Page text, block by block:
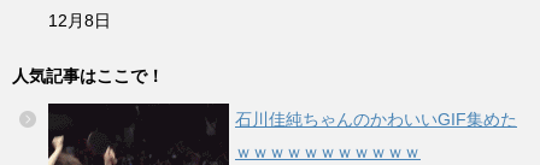
12月8日
人気記事はここで！
石川佳純ちゃんのかわいいGIF集めた
ｗｗｗｗｗｗｗｗｗｗｗ